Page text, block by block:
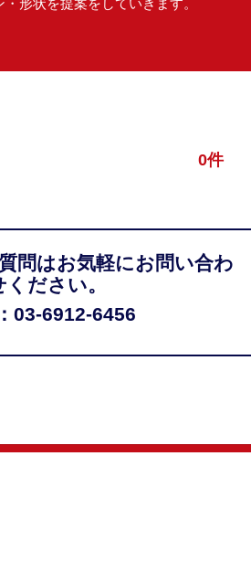
形状を提案をしていきます。
0件
問はお気軽にお問い合わ
ください。
03-6912-6456